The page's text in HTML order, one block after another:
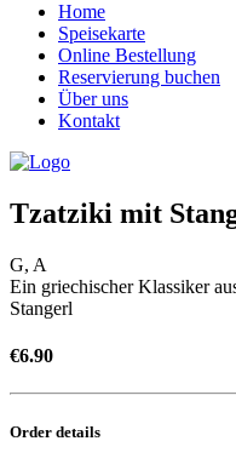
Home
Speisekarte
Online Bestellung
Reservierung buchen
Über uns
Kontakt
Tzatziki mit
G, A
Ein griechischer Klassiker
Stangerl
€6.90
Order details